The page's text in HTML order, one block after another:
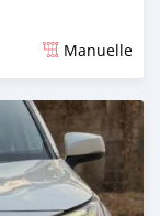
Manuelle